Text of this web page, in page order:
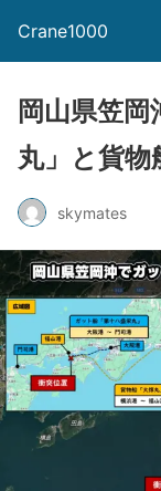
Crane1000
岡山県笠
丸」と貨物
skymates